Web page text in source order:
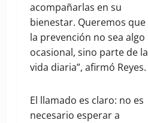
acompañarlas en su
bienestar. Queremos que
la prevención no sea algo
ocasional, sino parte de la
vida diaria”, afirmó Reyes.
El llamado es claro: no es
necesario esperar a